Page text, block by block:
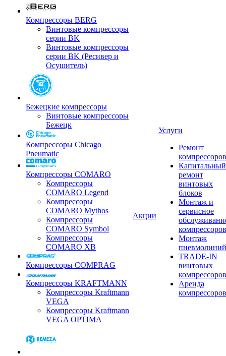
Компрессоры BERG
Винтовые компрессоры
серии BK
Винтовые компрессоры
серии BK (Ресивер и
Осушитель)
Бежецкие компрессоры
Винтовые компрессоры
Бежецк
Компрессоры Chicago
Pneumatic
Компрессоры COMARO
Компрессоры
COMARO Legend
Компрессоры
COMARO Mythos
Компрессоры
COMARO Symbol
Компрессоры
COMARO XB
Компрессоры COMPRAG
Компрессоры KRAFTMANN
Компрессоры Kraftmann
VEGA
Компрессоры Kraftmann
VEGA OPTIMA
Акции
Услуги
Ремонт
компрессоров
Капитальный
ремонт
винтовых
блоков
Монтаж и
сервисное
компрессоров
Монтаж
пневмолиний
TRADE-IN
винтовых
компрессоров
Аренда
компрессоров